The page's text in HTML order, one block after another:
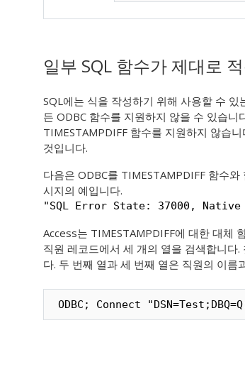
일부 SQL 함수가 제대로
SQL에는 식을 작성하기 위해 사용할 수
든 ODBC 함수를 지원하지 않을 수 있습
TIMESTAMPDIFF 함수를 지원하지 않습
것입니다.
다음은 ODBC를 TIMESTAMPDIFF 함수와
시지의 예입니다.
"SQL Error State: 37000, Native
Access는 TIMESTAMPDIFF에 대한 대체
직원 레코드에서 세 개의 열을 검색합니다
다. 두 번째 열과 세 번째 열은 직원의 이름
ODBC; Connect